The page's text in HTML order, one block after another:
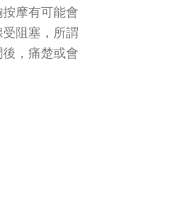
摩有可能會
阻塞，所謂
後，痛楚或會